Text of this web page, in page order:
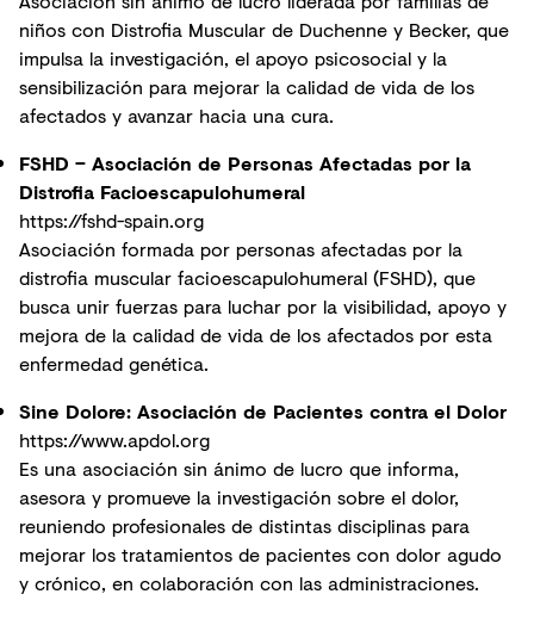
niños con Distrofia Muscular de Duchenne y Becker, que
impulsa la investigación, el apoyo psicosocial y la
sensibilización para mejorar la calidad de vida de los
afectados y avanzar hacia una cura.
FSHD – Asociación de Personas Afectadas por la
Distrofia Facioescapulohumeral
https://fshd-spain.org
Asociación formada por personas afectadas por la
distrofia muscular facioescapulohumeral (FSHD), que
busca unir fuerzas para luchar por la visibilidad, apoyo y
mejora de la calidad de vida de los afectados por esta
enfermedad genética.
Sine Dolore: Asociación de Pacientes contra el Dolor
https://www.apdol.org
Es una asociación sin ánimo de lucro que informa,
asesora y promueve la investigación sobre el dolor,
reuniendo profesionales de distintas disciplinas para
mejorar los tratamientos de pacientes con dolor agudo
y crónico, en colaboración con las administraciones.